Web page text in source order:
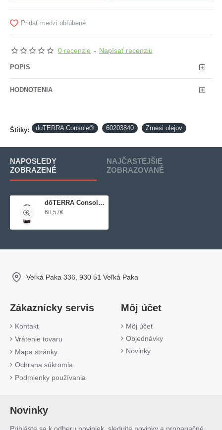
0 recenzie - Napísať recenziu
Pridať medzi obľúbené
POPIS
HODNOTENIA
Štítky: dōTERRA Console® 60203840 Zmesi olejov
NAPOSLEDY
ZOBRAZENÉ
NAJČASTEJŠIE
ZOBRAZOVANÉ
dōTERRA Console®
68,57€
Veľká Paka 336, 930 51 Veľká Paka
Zákaznícky servis
Kontakt
Vrátenie tovaru
Mapa stránky
Ochrana súkromia
Podmienky používania
Môj účet
Môj účet
Objednávky
Novinky
Novinky